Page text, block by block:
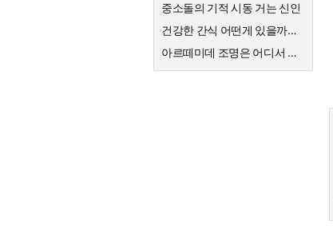
중소돌의 기적 시동 거는 신인
건강한 간식 어떤게 있을까요?
아르떼미데 조명은 어디서 수리가 가능할까요?